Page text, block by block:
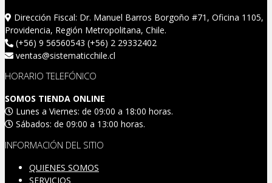
Dirección Fiscal: Dr. Manuel Barros Borgoño #71, Oficina 1105,
Providencia, Región Metropolitana, Chile.
(+56) 9 56560543 (+56) 2 29332402
ventas@sistematicchile.cl
HORARIO TELEFÓNICO
SOMOS TIENDA ONLINE
Lunes a Viernes: de 09:00 a 18:00 horas.
Sábados: de 09:00 a 13:00 horas.
INFORMACIÓN DEL SITIO
QUIENES SOMOS
SERVICIOS